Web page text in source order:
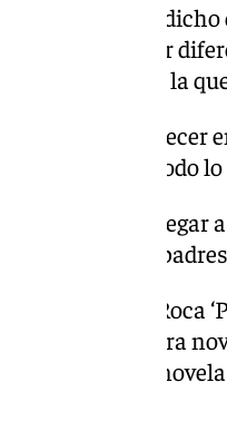
Planeta 2025 ha
que considerar
esa gente de la
margen de
escribir le debo todo
es imposible llegar
su editora, sus
junto a Núria Roca
publicó su primera
Primavera de